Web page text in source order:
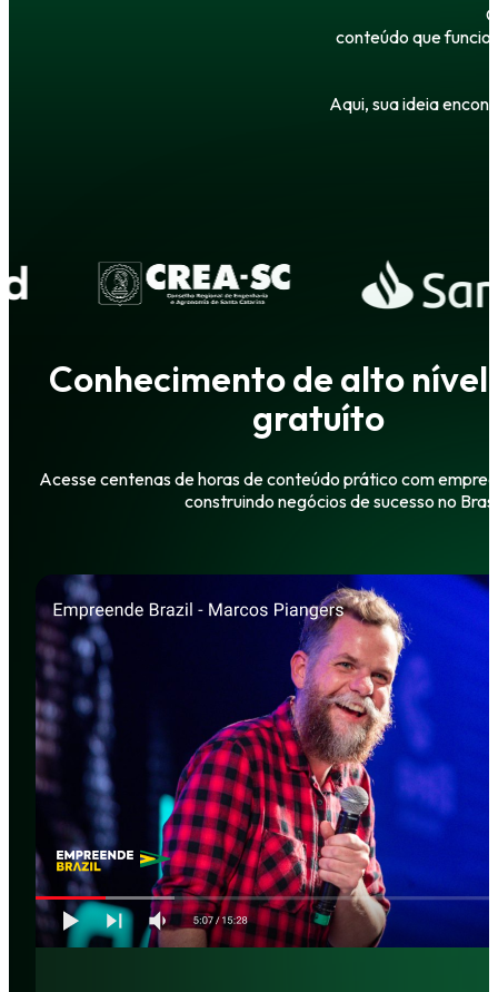
conteúdo que
Aqui, sua ideia
Conhecimento de alto nível,
gratuíto
Acesse centenas de horas de conteúdo prático com
construindo negócios de sucesso no